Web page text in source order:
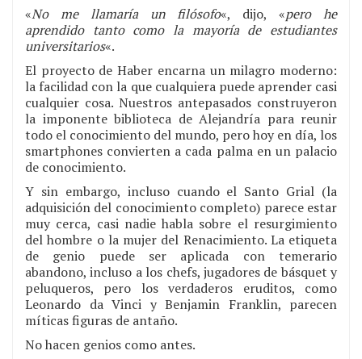
«No me llamaría un filósofo«, dijo, «pero he
aprendido tanto como la mayoría de estudiantes
universitarios«.
El proyecto de Haber encarna un milagro moderno:
la facilidad con la que cualquiera puede aprender casi
cualquier cosa. Nuestros antepasados construyeron
la imponente biblioteca de Alejandría para reunir
todo el conocimiento del mundo, pero hoy en día, los
smartphones convierten a cada palma en un palacio
de conocimiento.
Y sin embargo, incluso cuando el Santo Grial (la
adquisición del conocimiento completo) parece estar
muy cerca, casi nadie habla sobre el resurgimiento
del hombre o la mujer del Renacimiento. La etiqueta
de genio puede ser aplicada con temerario
abandono, incluso a los chefs, jugadores de básquet y
peluqueros, pero los verdaderos eruditos, como
Leonardo da Vinci y Benjamin Franklin, parecen
míticas figuras de antaño.
No hacen genios como antes.